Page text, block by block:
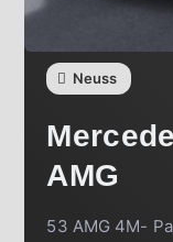
Neuss
AMG
53 AMG 4M-